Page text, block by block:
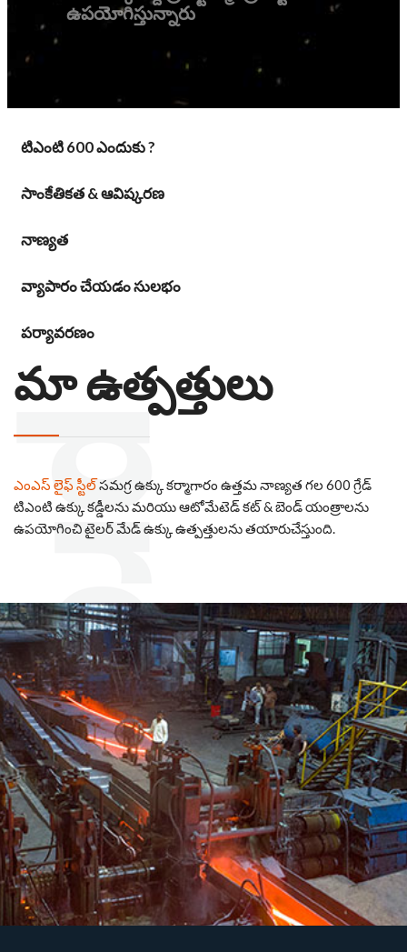
ఉపయోగిస్తున్నారు
టిఎంటి 600 ఎందుకు ?
సాంకేతికత & ఆవిష్కరణ
నాణ్యత
వ్యాపారం చేయడం సులభం
పర్యావరణం
మా ఉత్పత్తులు
ఎంఎస్‌ లైఫ్‌ స్టీల్‌సమగ్ర ఉక్కు కర్మాగారం ఉత్తమ నాణ్యత గల 600 గ్రేడ్‌
టిఎంటి ఉక్కు కడ్డీలను మరియు ఆటోమేటెడ్ కట్ & బెండ్‌ యంత్రాలను
ఉపయోగించి టైలర్‌ మేడ్‌ ఉక్కు ఉత్పత్తులను తయారుచేస్తుంది.